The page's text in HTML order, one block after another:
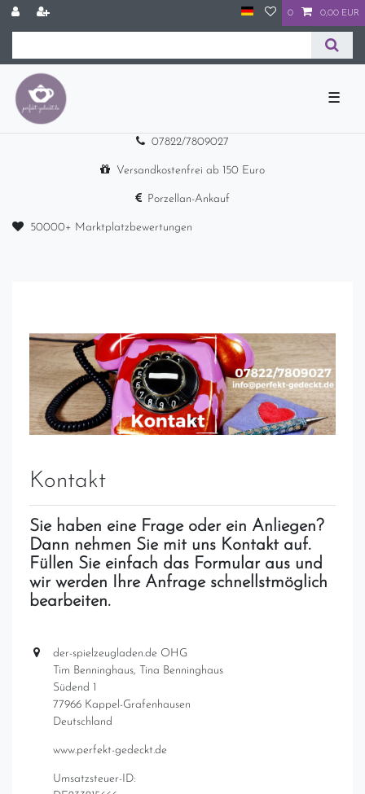
0 0,00 EUR
☰
07822/7809027
Versandkostenfrei ab 150 Euro
Porzellan-Ankauf
50000+ Marktplatzbewertungen
Kontakt
Sie haben eine Frage oder ein Anliegen?
Dann nehmen Sie mit uns Kontakt auf.
Füllen Sie einfach das Formular aus und
wir werden Ihre Anfrage schnellstmöglich
bearbeiten.
der-spielzeugladen.de OHG
Tim Benninghaus, Tina Benninghaus
Südend 1
77966 Kappel-Grafenhausen
Deutschland
www.perfekt-gedeckt.de
Umsatzsteuer-ID: